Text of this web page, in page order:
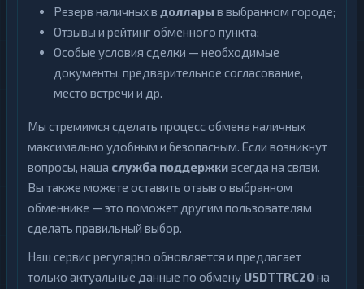
Резерв наличных в доллары в выбранном городе;
Отзывы и рейтинг обменного пункта;
Особые условия сделки — необходимые
документы, предварительное согласование,
место встречи и др.
Мы стремимся сделать процесс обмена наличных
максимально удобным и безопасным. Если возникнут
вопросы, наша служба поддержкивсегда на связи.
Вы также можете оставить отзыв о выбранном
обменнике — это поможет другим пользователям
сделать правильный выбор.
Наш сервис регулярно обновляется и предлагает
только актуальные данные по обмену USDTTRC20 на